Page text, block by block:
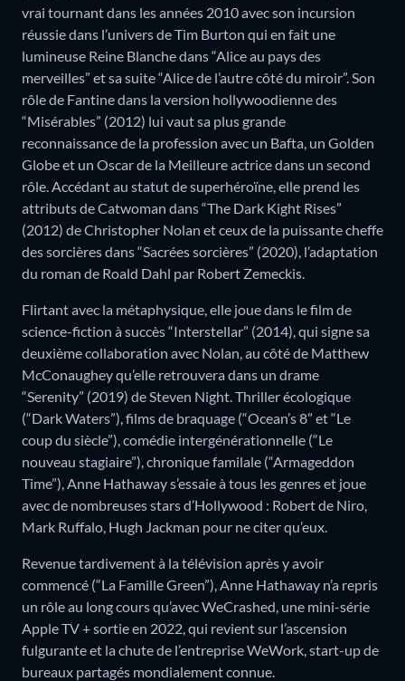
vrai tournant dans les années 2010 avec son incursion
réussie dans l’univers de Tim Burton qui en fait une
lumineuse Reine Blanche dans “Alice au pays des
merveilles” et sa suite “Alice de l’autre côté du miroir”. Son
rôle de Fantine dans la version hollywoodienne des
“Misérables” (2012) lui vaut sa plus grande
reconnaissance de la profession avec un Bafta, un Golden
Globe et un Oscar de la Meilleure actrice dans un second
rôle. Accédant au statut de superhéroïne, elle prend les
attributs de Catwoman dans “The Dark Kight Rises”
(2012) de Christopher Nolan et ceux de la puissante cheffe
des sorcières dans “Sacrées sorcières” (2020), l’adaptation
du roman de Roald Dahl par Robert Zemeckis.
Flirtant avec la métaphysique, elle joue dans le film de
science-fiction à succès “Interstellar” (2014), qui signe sa
deuxième collaboration avec Nolan, au côté de Matthew
McConaughey qu’elle retrouvera dans un drame
“Serenity” (2019) de Steven Night. Thriller écologique
(“Dark Waters”), films de braquage (“Ocean’s 8” et “Le
coup du siècle”), comédie intergénérationnelle (“Le
nouveau stagiaire”), chronique familale (“Armageddon
Time”), Anne Hathaway s’essaie à tous les genres et joue
avec de nombreuses stars d’Hollywood : Robert de Niro,
Mark Ruffalo, Hugh Jackman pour ne citer qu’eux.
Revenue tardivement à la télévision après y avoir
commencé (“La Famille Green”), Anne Hathaway n’a repris
un rôle au long cours qu’avec WeCrashed, une mini-série
Apple TV + sortie en 2022, qui revient sur l’ascension
fulgurante et la chute de l’entreprise WeWork, start-up de
bureaux partagés mondialement connue.